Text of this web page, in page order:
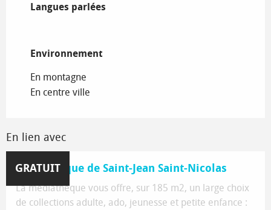
Langues parlées
Langues parlées
Environnement
Environnement
En montagne
En centre ville
En lien avec
GRATUIT
Médiathèque de Saint-Jean Saint-Nicolas
La médiathèque vous offre, sur 185 m2, un large choix
de collections adulte, ado, jeunesse et petite enfance :